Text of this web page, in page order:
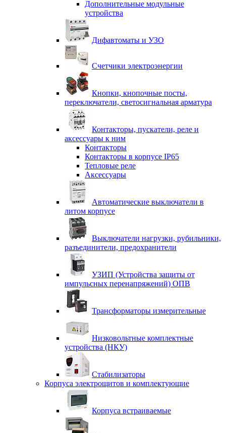
Дополнительные модульные
устройства
Дифавтоматы и УЗО
Счетчики электроэнергии
Кнопки, кнопочные посты,
переключатели, светосигнальная арматура
Контакторы, пускатели, реле и
аксессуары к ним
Контакторы
Контакторы в корпусе IP65
Тепловые реле
Аксессуары
Автоматические выключатели в
литом корпусе
Выключатели нагрузки, рубильники,
разъединители, предохранители
УЗИП (Устройства защиты от
импульсных перенапряжений) ОПВ
Трансформаторы измерительные
Низковольтные комплектные
устройства (НКУ)
Стабилизаторы
Корпуса электрощитов и комплектующие
Корпуса встраиваемые